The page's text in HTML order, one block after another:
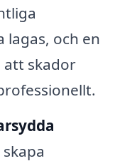
och en
att skador